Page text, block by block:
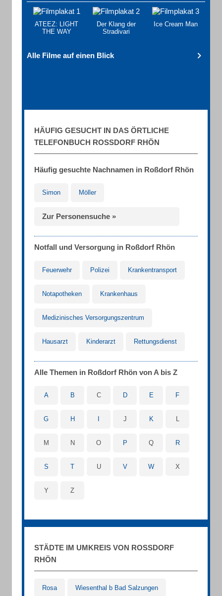
ATEEZ: LIGHT
THE WAY
Der Klang der
Stradivari
Ice Cream Man
Alle Filme auf einen Blick
HÄUFIG GESUCHT IN DAS ÖRTLICHE
TELEFONBUCH ROSSDORF RHÖN
Häufig gesuchte Nachnamen in Roßdorf Rhön
Simon Möller
Zur Personensuche »
Notfall und Versorgung in Roßdorf Rhön
Feuerwehr Polizei Krankentransport
Notapotheken Krankenhaus
Medizinisches Versorgungszentrum
Hausarzt Kinderarzt Rettungsdienst
Alle Themen in Roßdorf Rhön von A bis Z
A B C D E F
G H J K L
M N O P Q R
S T U V W X
Y Z
STÄDTE IM UMKREIS VON ROSSDORF R
HÖN
Rosa Wiesenthal b Bad Salzungen